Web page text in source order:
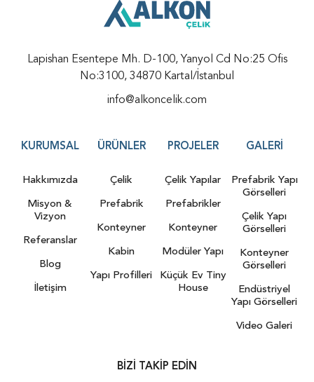
Lapishan Esentepe Mh. D-100, Yanyol Cd No:25 Ofis
No:3100, 34870 Kartal/İstanbul
info@alkoncelik.com
KURUMSAL
Hakkımızda
Misyon &
Vizyon
Referanslar
Blog
İletişim
ÜRÜNLER
Çelik
Prefabrik
Konteyner
Kabin
Yapı Profilleri
PROJELER
Çelik Yapılar
Prefabrikler
Konteyner
Modüler Yapı
Küçük Ev Tiny
House
GALERI
Prefabrik Yapı
Görselleri
Çelik Yapı
Görselleri
Konteyner
Görselleri
Endüstriyel
Yapı Görselleri
Video Galeri
BIZI TAKIP EDIN